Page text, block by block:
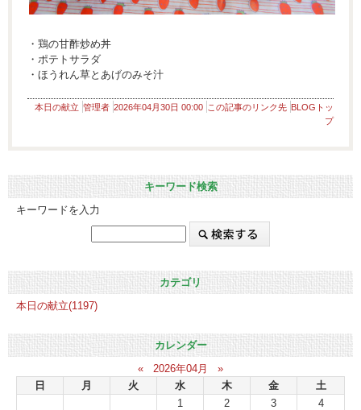
・鶏の甘酢炒め丼
・ポテトサラダ
・ほうれん草とあげのみそ汁
本日の献立 管理者 2026年04月30日 00:00 この記事のリンク先 BLOGトッ
プ
キーワード検索
キーワードを入力
カテゴリ
本日の献立(1197)
カレンダー
«
2026年04月
»
日
月 火 水 木 金
土
1
2 3
4